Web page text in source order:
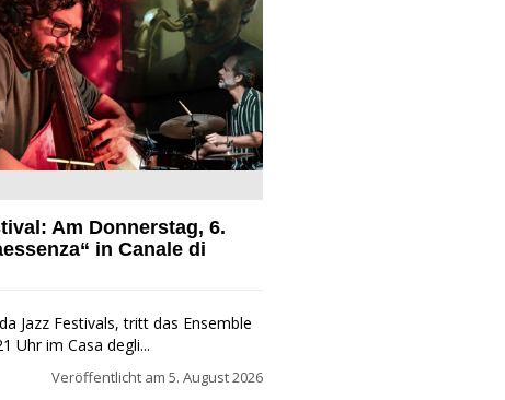
zu Gast beim Garda Jazz
Am Donnerstag, 6.
in Canale di
Jazz Festivals, tritt das Ensemble
Uhr im Casa degli...
Veröffentlicht am 5. August 2026